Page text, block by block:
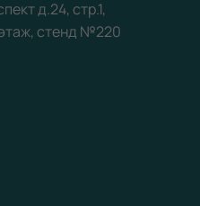
д.24, стр.1,
стенд №220